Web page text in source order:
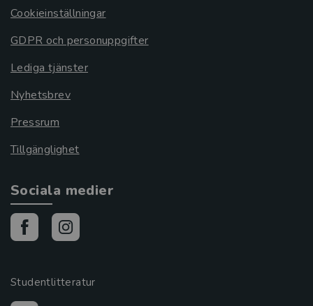
Cookieinställningar
GDPR och personuppgifter
Lediga tjänster
Nyhetsbrev
Pressrum
Tillgänglighet
Sociala medier
Studentlitteratur